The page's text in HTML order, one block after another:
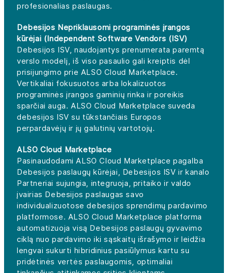
profesionalias paslaugas.
Debesijos Nepriklausomi programinės įrangos
kūrėjai (Independent Software Vendors (ISV)
Debesijos ISV, naudojantys prenumerata paremtą
verslo modelį, iš viso pasaulio gali kreiptis dėl
prisijungimo prie ALSO Cloud Marketplace.
Vertikaliai fokusuotos arba lokalizuotos
programinės įrangos gaminių rinka ir poreikis
sparčiai auga. ALSO Cloud Marketplace suveda
debesijos ISV su tūkstančiais Europos
perpardavėjų ir jų galutinių vartotojų.
ALSO Cloud Marketplace
Pasinaudodami ALSO Cloud Marketplace pagalba
Debesijos paslaugų kūrėjai, Debesijos ISV ir kanalo
Partneriai sujungia, integruoja, pritaiko ir valdo
įvairias Debesijos paslaugas savo
individualizuotose debesijos sprendimų pardavimo
platformose. ALSO Cloud Marketplace platforma
automatizuoja visą Debesijos paslaugų gyvavimo
ciklą nuo pardavimo iki sąskaitų išrašymo ir leidžia
lengvai sukurti hibridinius pasiūlymus kartu su
pridėtinės vertės paslaugomis, optimaliai